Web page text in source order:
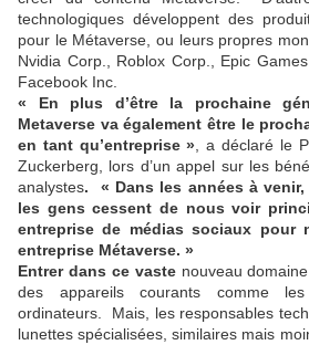
technologiques développent des
pour le Métaverse, ou leurs propres
Nvidia Corp., Roblox Corp., Epic
Facebook Inc.
« En plus d’être la prochaine
Metaverse va également être le
en tant qu’entreprise » , a déclaré le
Zuckerberg, lors d’un appel sur les
analystes. « Dans les années à venir,
les gens cessent de nous voir
entreprise de médias sociaux pour
entreprise Métaverse. »
Entrer dans ce vastenouveau
des appareils courants comme
ordinateurs. Mais, les responsables
lunettes spécialisées, similaires mais